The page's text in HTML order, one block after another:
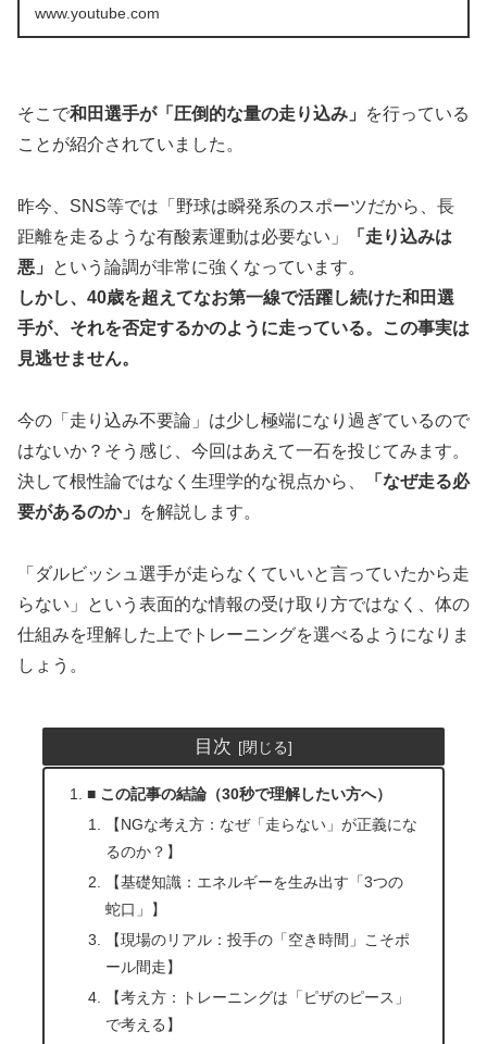
www.youtube.com
そこで和田選手が「圧倒的な量の走り込み」
を行っている
ことが紹介されていました。
昨今、SNS等では「野球は瞬発系のスポーツだから、長
距離を走るような有酸素運動は必要ない」
「走り込みは
悪」
という論調が非常に強くなっています。
しかし、40歳を超えてなお第一線で活躍し続けた和田選
手が、それを否定するかのように走っている。この事実は
見逃せません。
今の「走り込み不要論」は少し極端になり過ぎているので
はないか？そう感じ、今回はあえて一石を投じてみます。
決して根性論ではなく生理学的な視点から、
「なぜ走る必
要があるのか」
を解説します。
「ダルビッシュ選手が走らなくていいと言っていたから走
らない」という表面的な情報の受け取り方ではなく、体の
仕組みを理解した上でトレーニングを選べるようになりま
しょう。
目次
■ この記事の結論（30秒で理解したい方へ）
【NGな考え方：なぜ「走らない」が正義にな
るのか？】
【基礎知識：エネルギーを生み出す「3つの
蛇口」】
【現場のリアル：投手の「空き時間」こそポ
ール間走】
【考え方：トレーニングは「ピザのピース」
で考える】